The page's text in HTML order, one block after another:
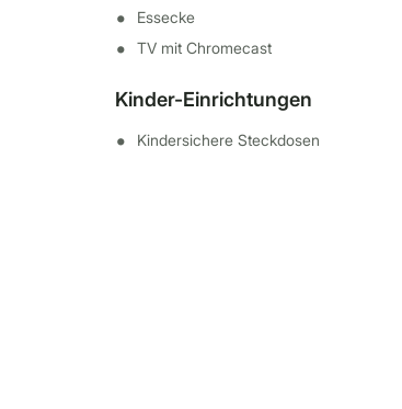
Essecke
TV mit Chromecast
Kinder-Einrichtungen
Kindersichere Steckdosen